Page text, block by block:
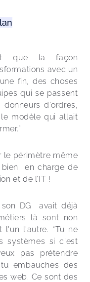
que la façon
avec un
fin, des choses
qui se passent
d'ordres,
modèle qui allait
le périmètre même
bien  en charge de
et de l’IT !
DG  avait déjà
là sont non
l'un l'autre. “Tu ne
systèmes si c'est
pas prétendre
embauches des
web. Ce sont des